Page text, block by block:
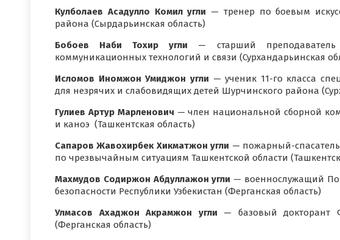
Кулболаев Асадулло Комил угли — тренер по боевым
района (Сырдарьинская область)
Бобоев Наби Тохир угли — старший преподаватель
коммуникационных технологий и связи (Сурхандарьинская
Исломов Иномжон Умиджон угли — ученик 11-го класса
для незрячих и слабовидящих детей Шурчинского района
Гулиев Артур Марленович — член национальной сборной
и каноэ (Ташкентская область)
Сапаров Жавохирбек Хикматжон угли — пожарный-
по чрезвычайным ситуациям Ташкентской области
Махмудов Содиржон Абдуллажон угли — военнослужащий
безопасности Республики Узбекистан (Ферганская область)
Улмасов Ахаджон Акрамжон угли — базовый докторант
(Ферганская область)